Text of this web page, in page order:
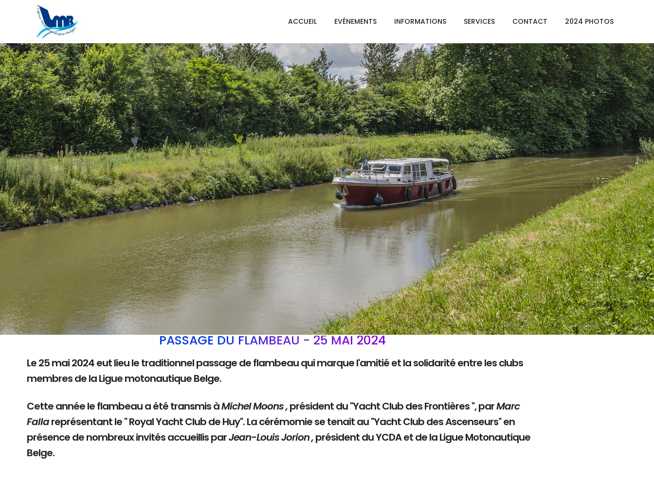
ACCUEIL EVÉNEMENTS INFORMATIONS SERVICES CONTACT 2024 PHOTOS
PASSAGE DU FLAMBEAU - 25 MAI 2024
Le 25 mai 2024 eut lieu le traditionnel passage de flambeau qui marque l'amitié et la solidarité entre les clubs
membres de la Ligue motonautique Belge.
Cette année le flambeau a été transmis àMichel Moons ,président du "Yacht Club des Frontières ", parMarc
Fallareprésentant le " Royal Yacht Club de Huy". La cérémomie se tenait au "Yacht Club des Ascenseurs" en
présence de nombreux invités accueillis parJean-Louis Jorion ,président du YCDA et de la Ligue Motonautique
Belge.